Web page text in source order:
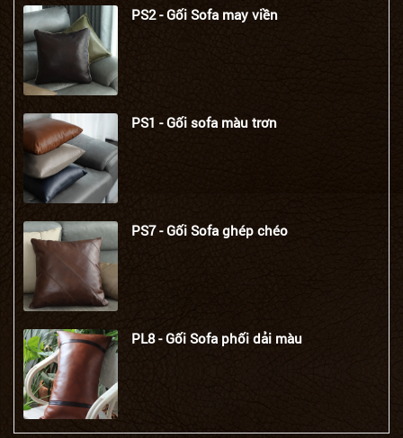
PS2 - Gối Sofa may viền
PS1 - Gối sofa màu trơn
PS7 - Gối Sofa ghép chéo
PL8 - Gối Sofa phối dải màu